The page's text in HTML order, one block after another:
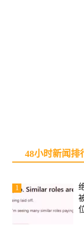
48小时新闻排
1